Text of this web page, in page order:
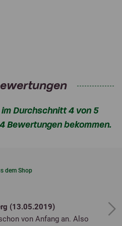
Durchschnitt 4 von 5
Bewertungen bekommen.
dem Shop
(13.05.2019)
von Anfang an. Also
Next